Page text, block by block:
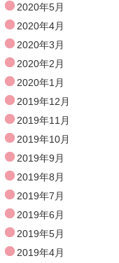
2020年5月
2020年4月
2020年3月
2020年2月
2020年1月
2019年12月
2019年11月
2019年10月
2019年9月
2019年8月
2019年7月
2019年6月
2019年5月
2019年4月